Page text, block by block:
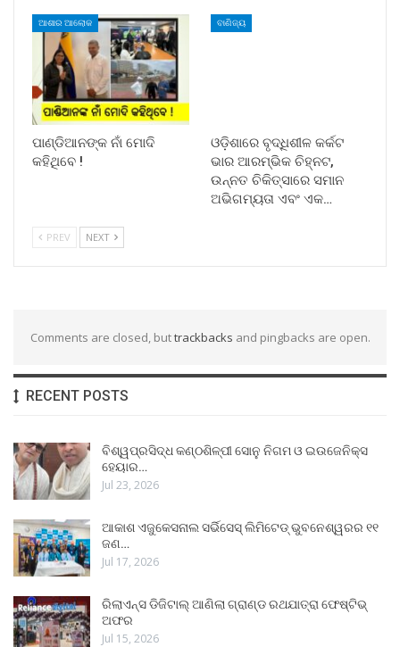
ଆଶାର ଆଲୋକ
ପାଣ୍ଡିଆନଙ୍କ ନାଁ ମୋଦି
କହିଥିବେ !
ବାଣିଜ୍ୟ
ଓଡ଼ିଶାରେ ବୃଦ୍ଧିଶୀଳ କର୍କଟ
ଭାର ଆରମ୍ଭିକ ଚିହ୍ନଟ,
ଉନ୍ନତ ଚିକିତ୍ସାରେ ସମାନ
ଅଭିଗମ୍ୟତା ଏବଂ ଏକ…
PREV NEXT
Comments are closed, buttrackbacks and pingbacks are open.
RECENT POSTS
ବିଶ୍ୱପ୍ରସିଦ୍ଧ କଣ୍ଠଶିଳ୍ପୀ ସୋନୁ ନିଗମ ଓ ଇଉଜେନିକ୍ସ
ହେୟାର…
Jul 23, 2026
ଆକାଶ ଏଜୁକେସନାଲ ସର୍ଭିସେସ୍ ଲିମିଟେଡ୍ ଭୁବନେଶ୍ୱରର ୧୧
ଜଣ…
Jul 17, 2026
ରିଲାଏନ୍ସ ଡିଜିଟାଲ୍ ଆଣିଲା ଗ୍ରାଣ୍ଡ ରଥଯାତ୍ରା ଫେଷ୍ଟିଭ୍
ଅଫର
Jul 15, 2026